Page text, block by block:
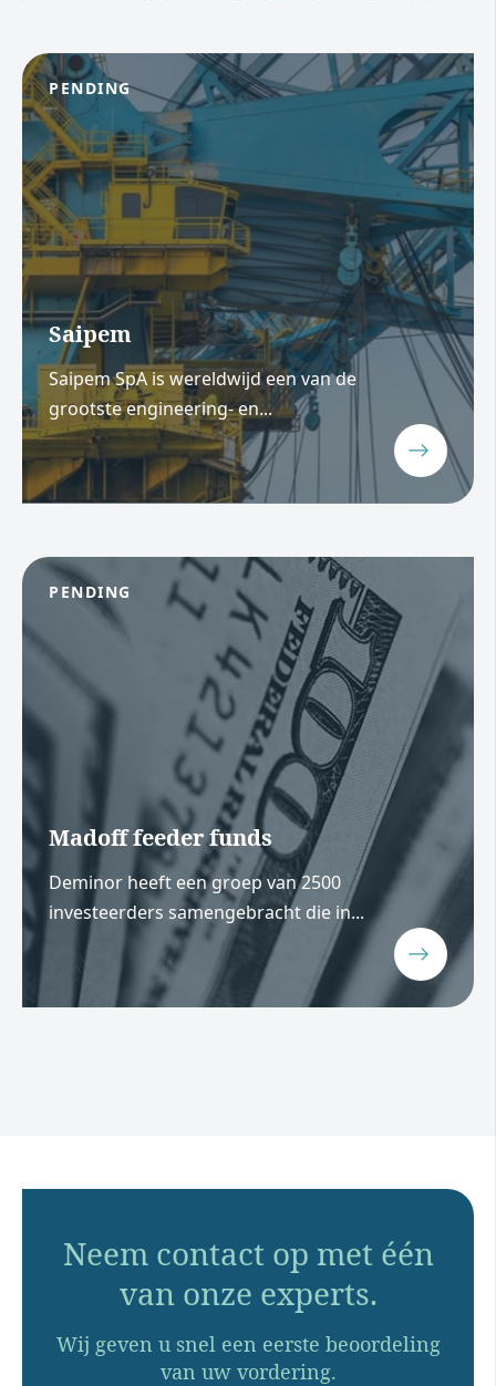
PENDING
Saipem
Saipem SpA is wereldwijd een van de
grootste engineering- en...
PENDING
Madoff feeder funds
Deminor heeft een groep van 2500
investeerders samengebracht die in...
Neem contact op met één
van onze experts.
Wij geven u snel een eerste beoordeling
van uw vordering.